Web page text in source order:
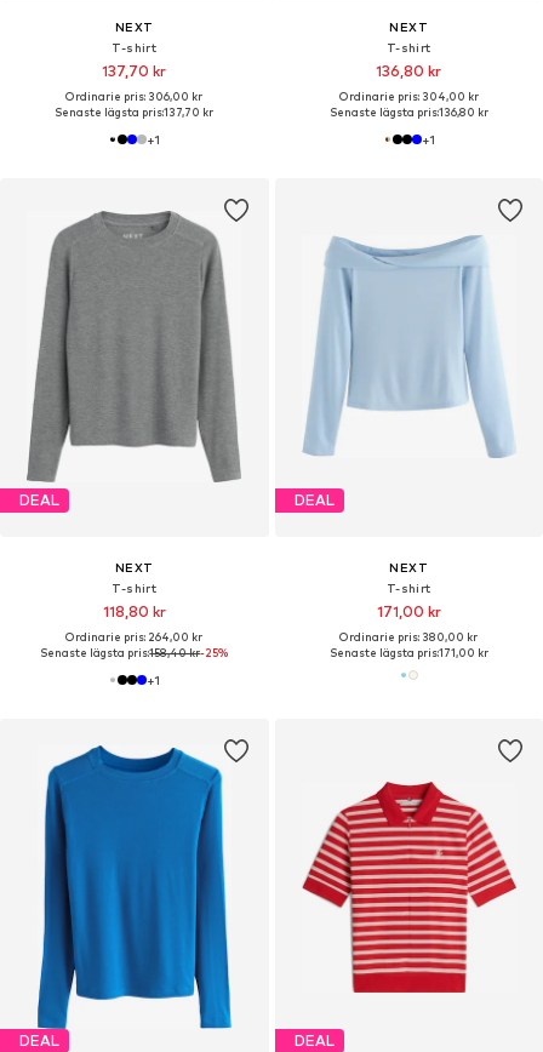
NEXT
T-shirt
137,70 kr
Ordinarie pris: 306,00 kr
Senaste lägsta pris:137,70 kr
+1
NEXT
T-shirt
136,80 kr
Ordinarie pris: 304,00 kr
Senaste lägsta pris:136,80 kr
+1
DEAL
NEXT
T-shirt
118,80 kr
Ordinarie pris: 264,00 kr
Senaste lägsta pris:158,40 kr-25%
+1
DEAL
NEXT
T-shirt
171,00 kr
Ordinarie pris: 380,00 kr
Senaste lägsta pris:171,00 kr
DEAL DEAL